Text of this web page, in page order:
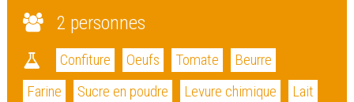
2 personnes
Confiture Oeufs Tomate
Beurre
Farine
Sucre en poudre Levure chimique Lait